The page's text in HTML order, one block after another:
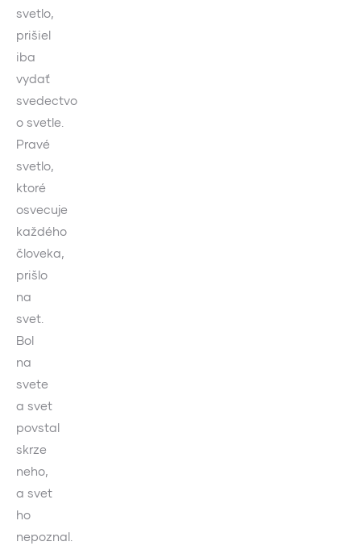
svetlo,
prišiel
iba
vydať
svedectvo
o svetle.
Pravé
svetlo,
ktoré
osvecuje
každého
človeka,
prišlo
na
svet.
Bol
na
svete
a svet
povstal
skrze
neho,
a svet
ho
nepoznal.